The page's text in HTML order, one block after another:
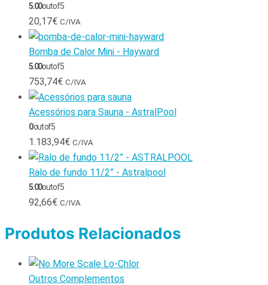
5.00out of 5
20,17€ C/IVA
Bomba de Calor Mini - Hayward
5.00out of 5
753,74€ C/IVA
Acessórios para Sauna - AstralPool
0out of 5
1.183,94€ C/IVA
Ralo de fundo 11/2” - Astralpool
5.00out of 5
92,66€ C/IVA
Produtos Relacionados
Outros Complementos